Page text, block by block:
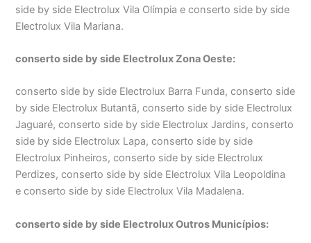
side by side Electrolux Vila Olímpia e conserto side by side
Electrolux Vila Mariana.
conserto side by side Electrolux Zona Oeste:
conserto side by side Electrolux Barra Funda, conserto side
by side Electrolux Butantã, conserto side by side Electrolux
Jaguaré, conserto side by side Electrolux Jardins, conserto
side by side Electrolux Lapa, conserto side by side
Electrolux Pinheiros, conserto side by side Electrolux
Perdizes, conserto side by side Electrolux Vila Leopoldina
e conserto side by side Electrolux Vila Madalena.
conserto side by side Electrolux Outros Municípios: